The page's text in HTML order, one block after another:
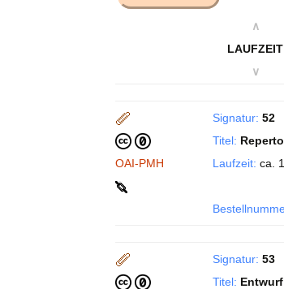
∧
LAUFZEIT
∨
OAI-PMH
Signatur: 52
Titel:
Laufzeit: ca.
Signatur: 53
Titel: